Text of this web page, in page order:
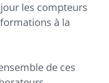
les compteurs
à la
de ces